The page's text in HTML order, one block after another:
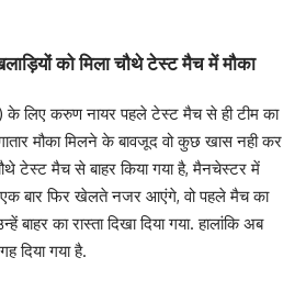
को मिला चौथे टेस्ट मैच में मौका
के लिए करुण नायर पहले टेस्ट मैच से ही टीम का
मौका मिलने के बावजूद वो कुछ खास नही कर
टेस्ट मैच से बाहर किया गया है, मैनचेस्टर में
बार फिर खेलते नजर आएंगे, वो पहले मैच का
का रास्ता दिखा दिया गया. हालांकि अब
दिया गया है.